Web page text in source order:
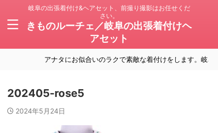
岐阜の出張着付け&ヘアセット、前撮り撮影はお任せくだ
さい。
きものルーチェ／岐阜の出張着付けヘ
アセット
アナタにお似合いのラクで素敵な着付けをします。岐阜
202405-rose5
2024年5月24日